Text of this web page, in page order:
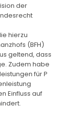
der
hierzu
(BFH)
geltend, dass
Zudem habe
für P
Einfluss auf